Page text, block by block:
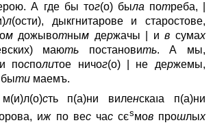
А где бы тог(о) была потреба, |
л(ости), дыкгнитарове и старостове,
мдожывотным держачы | ив сумах
мають постановить. А мы,
посполитое ничог(о) | не держемы,
быти маемъ.
сть п(а)ни виленскаıa п(а)ни
ижпо весчас сєsмовпрошлых